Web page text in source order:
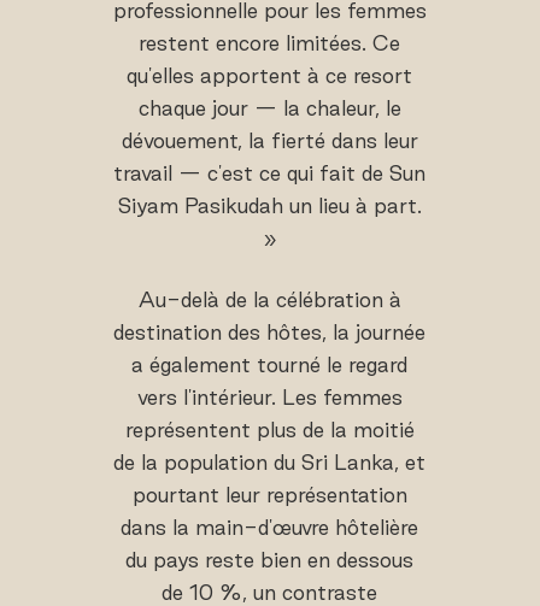
professionnelle pour les femmes
restent encore limitées. Ce
qu'elles apportent à ce resort
chaque jour — la chaleur, le
dévouement, la fierté dans leur
travail — c'est ce qui fait de Sun
Siyam Pasikudah un lieu à part.
»
Au-delà de la célébration à
destination des hôtes, la journée
a également tourné le regard
vers l'intérieur. Les femmes
représentent plus de la moitié
de la population du Sri Lanka, et
pourtant leur représentation
dans la main-d'œuvre hôtelière
du pays reste bien en dessous
de 10 %, un contraste